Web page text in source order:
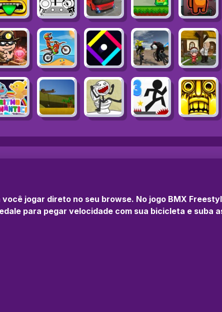
jogar direto no seu browse. No jogo BMX
para pegar velocidade com sua bicicleta e suba